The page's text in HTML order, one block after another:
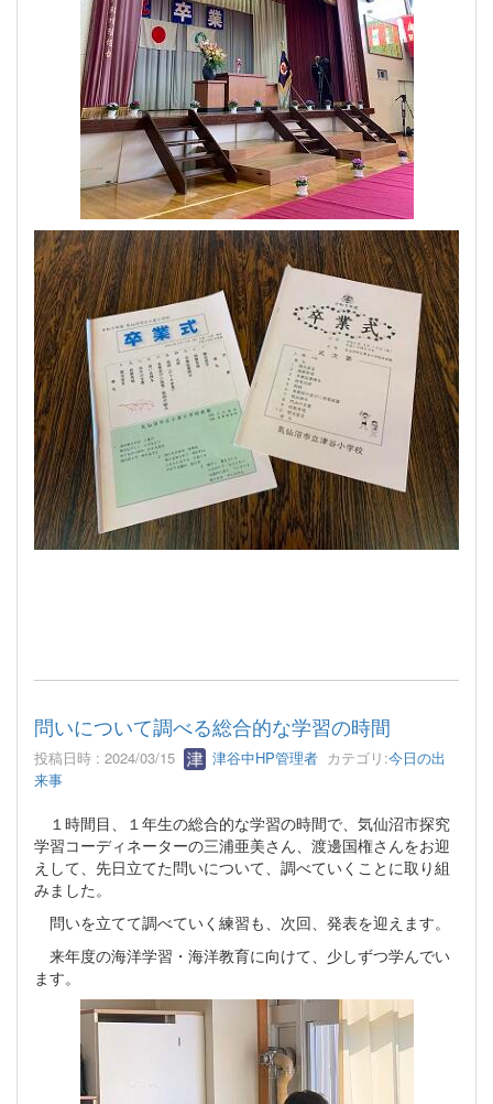
問いについて調べる総合的な学習の時間
投稿日時 : 2024/03/15 津谷中HP管理者 カテゴリ:今日の出
来事
１時間目、１年生の総合的な学習の時間で、気仙沼市探究
学習コーディネーターの三浦亜美さん、渡邊国権さんをお迎
えして、先日立てた問いについて、調べていくことに取り組
みました。
問いを立てて調べていく練習も、次回、発表を迎えます。
来年度の海洋学習・海洋教育に向けて、少しずつ学んでい
ます。